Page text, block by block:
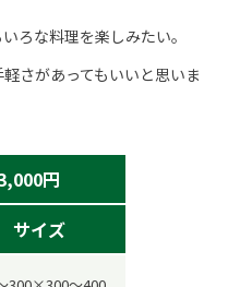
ろな料理を楽しみたい。
さがあってもいいと思いま
円
サイズ